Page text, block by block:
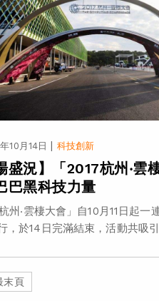
10月14日 | 科技創新
盛況】「2017杭州‧雲
巴黑科技力量
杭州‧雲棲大會」自10月11日起
，於14日完滿結束，活動共吸
末頁